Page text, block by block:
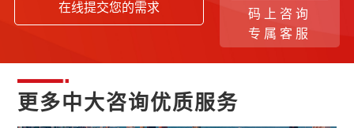
在线提交您的需求
码上咨询
专属客服
更多中大咨询优质服务